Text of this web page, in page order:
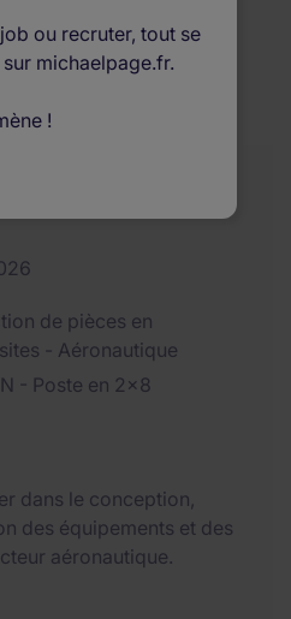
de pièces en
- Aéronautique
- Poste en 2x8
dans le conception,
des équipements et des
aéronautique.
ou recruter, tout se
michaelpage.fr.
!